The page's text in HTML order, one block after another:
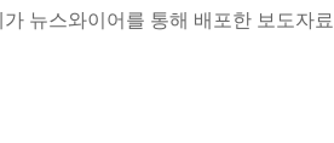
가 뉴스와이어를 통해 배포한 보도자